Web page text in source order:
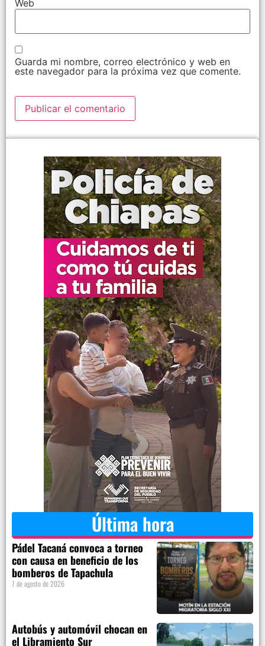
Web
Guarda mi nombre, correo electrónico y web en
este navegador para la próxima vez que comente.
Última hora
Pádel Tacaná convoca a torneo
con causa en beneficio de los
bomberos de Tapachula
7 de agosto de 2026
Autobús y automóvil chocan en
el Libramiento Sur